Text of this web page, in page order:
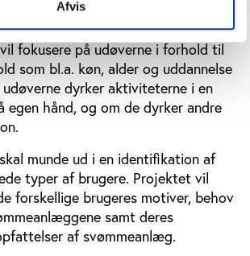
Afvis
der dyrker vandaktiviteter og
udviklingen ser ud.
fokusere på udøverne i forhold til
som bl.a. køn, alder og uddannelse
dyrker aktiviteterne i en
egen hånd, og om de dyrker andre
munde ud i en identifikation af
typer af brugere. Projektet vil
forskellige brugeres motiver, behov
samt deres
af svømmeanlæg.